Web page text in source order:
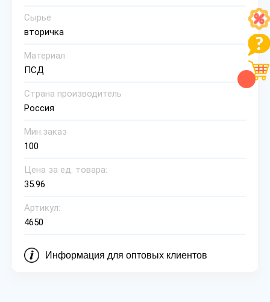
Сырье
вторичка
Материал
ПСД
Страна производитель
Россия
Мин.заказ
100
Цена за ед. товара:
35.96
Артикул:
4650
Информация для оптовых клиентов